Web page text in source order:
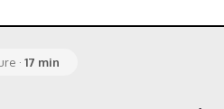
· 17 min